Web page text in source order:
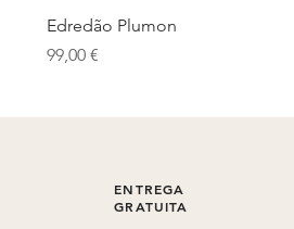
Edredão Plumon
Preço
99,00 €
ENTREGA
GRATUITA